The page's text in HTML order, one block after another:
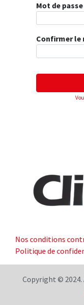
Mot de passe
Confirmer le
Nos conditions
Politique de
Copyright ©